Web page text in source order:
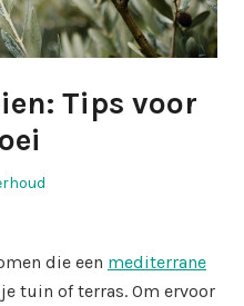
Tips voor
die een mediterrane
tuin of terras. Om ervoor